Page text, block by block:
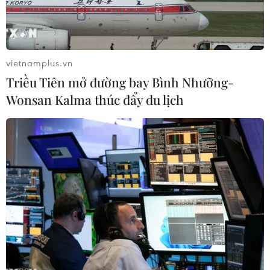
Một lớp học của trẻ mầm non. (Nguồn: TTXVN)
Những ngày qua, tỉnh Quảng Ninh ghi nhận
hàng nghìn ca F0 mỗi ngày, trong đó số F0 là
học sinh và giáo viên tăng nhanh.
vietnamplus.vn
Triều Tiên mở đường bay Bình Nhưỡng-
Wonsan Kalma thúc đẩy du lịch